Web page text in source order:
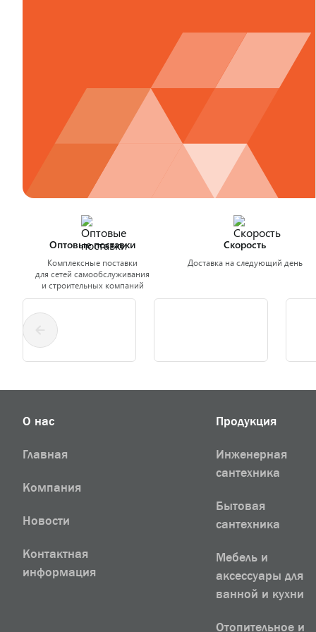
Оптовые поставки
Комплексные поставки
для сетей самообслуживания
и строительных компаний
Скорость
Доставка на следующий день
О нас
Главная
Компания
Новости
Контактная
информация
Продукция
Инженерная
сантехника
Бытовая
сантехника
Мебель и
аксессуары для
ванной и кухни
Отопительное и